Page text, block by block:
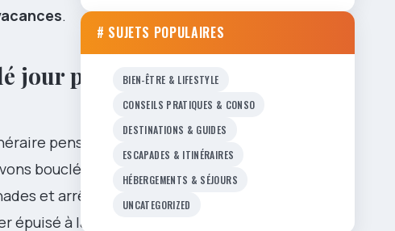
.
jour par
pensé
bouclé notre
et arrêts
épuisé à la fin
# SUJETS POPULAIRES
BIEN-ÊTRE & LIFESTYLE
CONSEILS PRATIQUES & CONSO
DESTINATIONS & GUIDES
ESCAPADES & ITINÉRAIRES
HÉBERGEMENTS & SÉJOURS
UNCATEGORIZED